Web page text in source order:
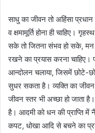
साधु का जीवन तो अहिंसा प्रधान
व क्षमामूर्ति होना ही चाहिए।
सके तो जितना संभव हो सके, मन
रखने का प्रयास करना
आन्दोलन चलाया, जिसमें छोटे-
सुधर सकता है। व्यक्ति का जीवन
जीवन स्तर भी अच्छा हो जाता
है। आदमी को धन की प्राप्ति में
कपट, धोखा आदि से बचने का